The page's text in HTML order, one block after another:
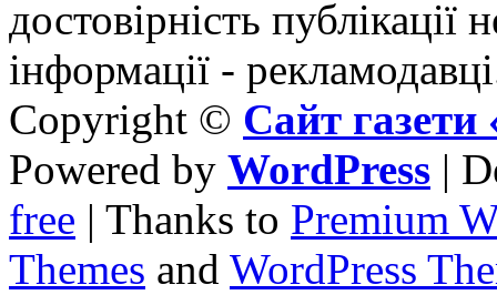
достовірність публікації
інформації -
Copyright © Сайт
Powered by WordPress |
free | Thanks to Premium
Themes and WordPress